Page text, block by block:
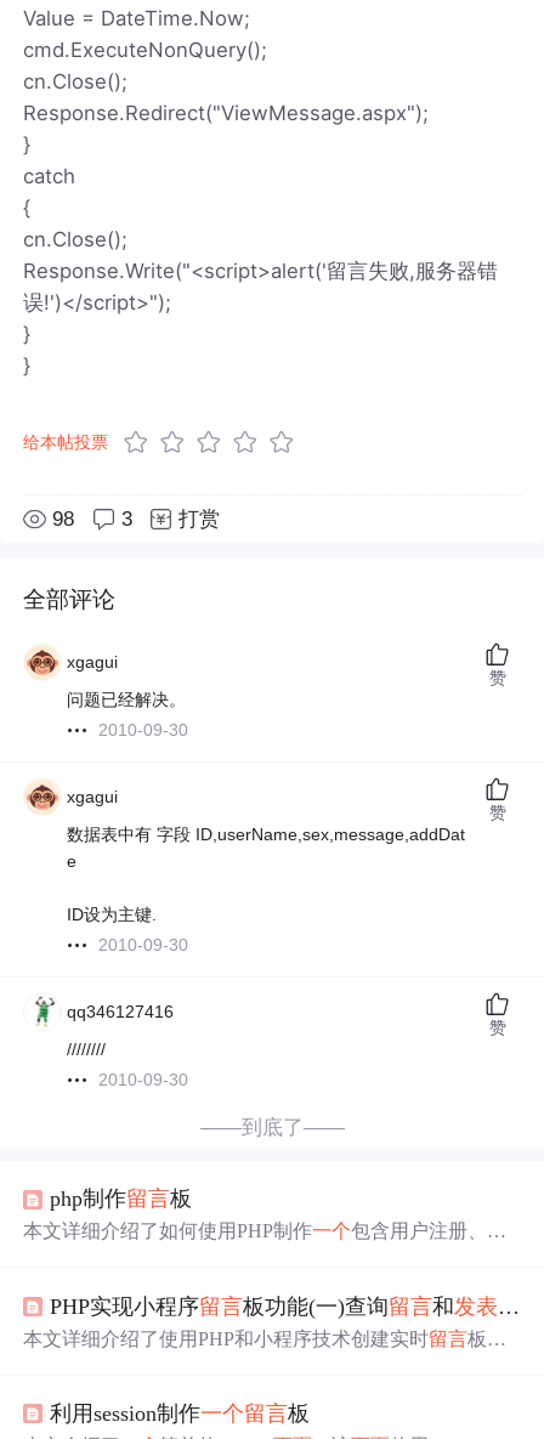
Value = DateTime.Now;
cmd.ExecuteNonQuery();
cn.Close();
Response.Redirect("ViewMessage.aspx");
}
catch
{
cn.Close();
Response.Write("<script>alert('留言失败,服务器错
误!')</script>");
}
}
给本帖投票
98 3 打赏
全部评论
xgagui
问题已经解决。
2010-09-30
赞
xgagui
数据表中有 字段 ID,userName,sex,message,addDat
e
ID设为主键.
2010-09-30
赞
qq346127416
////////
2010-09-30
赞
——到底了——
php制作留言板
本文详细介绍了如何使用PHP制作一个包含用户注册、登
和index1.php的代码实现。
PHP实现小程序留言板功能(一)查询留言和发表留言
本文详细介绍了使用PHP和小程序技术创建实时留言板的
利用session制作一个留言板